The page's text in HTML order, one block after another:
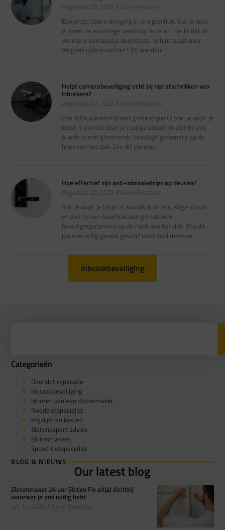
Augustus 20, 2025
Geen Reacties
Een onzichtbare dreiging in je eigen huis Stel je voor:
je komt na een lange werkdag thuis en merkt dat de
voordeur een beetje openstaat. Je hart slaat over.
Volgens cijfers van het CBS werden
Helpt camerabeveiliging echt bij het afschrikken van
inbrekers?
Augustus 20, 2025
Geen Reacties
Een stille waakhond met grote impact? Stel je voor: je
loopt ’s avonds door je rustige straat en ziet bij een
buurhuis een glimmende beveiligingscamera op de
hoek van het dak. Zou dit jou een
Hoe effectief zijn anti-inbraakstrips op deuren?
Augustus 20, 2025
Geen Reacties
Stel je voor: je loopt ’s avonds door je rustige straat
en ziet bij een buurhuis een glimmende
beveiligingscamera op de hoek van het dak. Zou dit
jou een veilig gevoel geven? Voor veel mensen
Inbraakbeveiliging
BLOG & NIEUWS
Our latest blog
Slotenmaker 24 uur Sloten Fix altijd dichtbij
wanneer je ons nodig hebt
Categorieën
Deurslot reparatie
Inbraakbeveiliging
Inhuren van een slotenmaker
Noodslotspecialist
Prijslijst en kosten
Slotenexpert advies
Slotenmakers
Spoed slotspecialist